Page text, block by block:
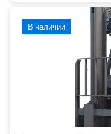
В наличии